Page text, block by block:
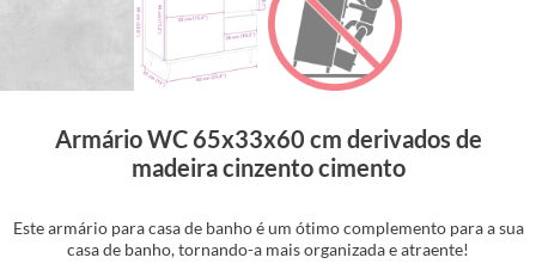
Armário WC 65x33x60 cm derivados de
madeira cinzento cimento
Este armário para casa de banho é um ótimo complemento para a sua
casa de banho, tornando-a mais organizada e atraente!